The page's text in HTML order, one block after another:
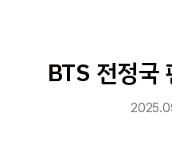
BTS 전정국